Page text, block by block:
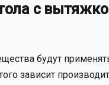
с
будут
зависит